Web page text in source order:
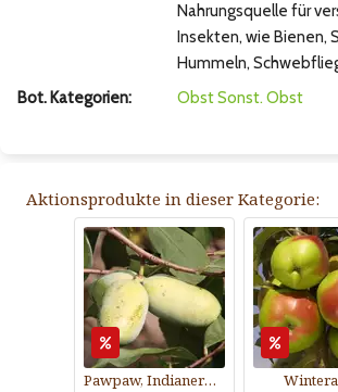
Nahrungsquelle für
Insekten, wie Bienen,
Hummeln,
Bot. Kategorien:
ObstSonst. Obst
Aktionsprodukte in dieser Kategorie:
Pawpaw, Indianerbanane